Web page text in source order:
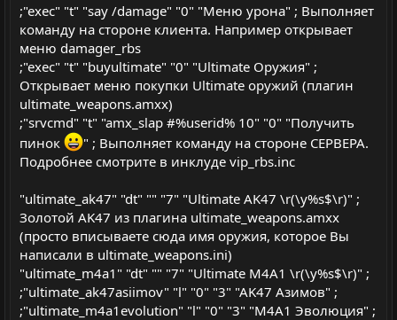
;"exec" "t" "say /damage" "0" "Меню урона" ; Выполняет
команду на стороне клиента. Например открывает
меню damager_rbs
;"exec" "t" "buyultimate" "0" "Ultimate Оружия" ;
Открывает меню покупки Ultimate оружий (плагин
ultimate_weapons.amxx)
;"srvcmd" "t" "amx_slap #%userid% 10" "0" "Получить
пинок
" ; Выполняет команду на стороне СЕРВЕРА.
Подробнее смотрите в инклуде vip_rbs.inc
"ultimate_ak47" "dt" "" "7" "Ultimate AK47 \r(\y%s$\r)" ;
Золотой AK47 из плагина ultimate_weapons.amxx
(просто вписываете сюда имя оружия, которое Вы
написали в ultimate_weapons.ini)
"ultimate_m4a1" "dt" "" "7" "Ultimate M4A1 \r(\y%s$\r)" ;
;"ultimate_ak47asiimov" "l" "0" "3" "AK47 Азимов" ;
;"ultimate_m4a1evolution" "l" "0" "3" "M4A1 Эволюция" ;